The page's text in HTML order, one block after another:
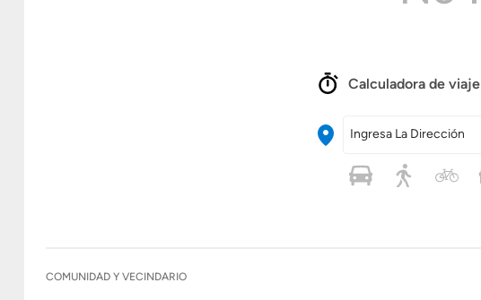
Calculadora de viaje
Ingresa La Dirección
COMUNIDAD Y VECINDARIO